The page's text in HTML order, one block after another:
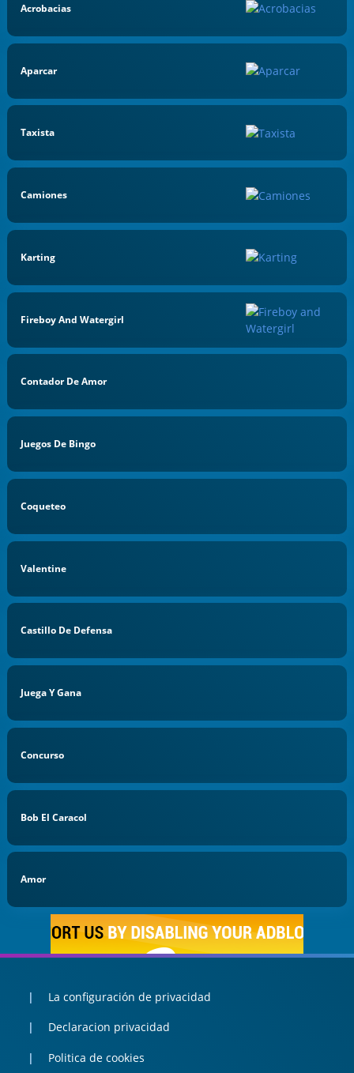
Acrobacias
Aparcar
Taxista
Camiones
Karting
Fireboy And Watergirl
Contador De Amor
Juegos De Bingo
Coqueteo
Valentine
Castillo De Defensa
Juega Y Gana
Concurso
Bob El Caracol
Amor
La configuración de privacidad
Declaracion privacidad
Politica de cookies